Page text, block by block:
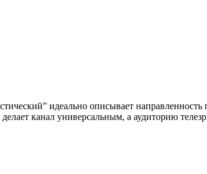
идеально описывает направленность
канал универсальным, а аудиторию